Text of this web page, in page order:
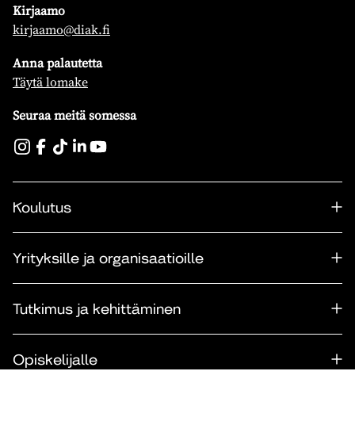
Kirjaamo
kirjaamo@diak.fi
Anna palautetta
Täytä lomake
Seuraa meitä somessa
Koulutus
Yrityksille ja organisaatioille
Tutkimus ja kehittäminen
Opiskelijalle